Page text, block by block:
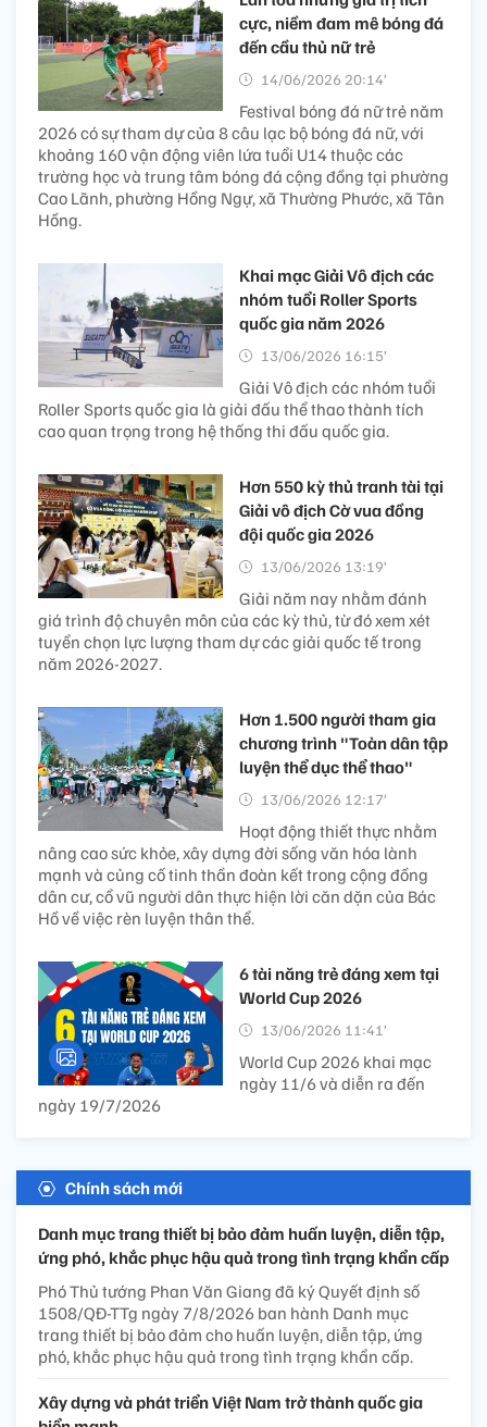
cực, niềm đam mê bóng đá
đến cầu thủ nữ trẻ
14/06/2026 20:14’
Festival bóng đá nữ trẻ năm
2026 có sự tham dự của 8 câu lạc bộ bóng đá nữ, với
khoảng 160 vận động viên lứa tuổi U14 thuộc các
trường học và trung tâm bóng đá cộng đồng tại phường
Cao Lãnh, phường Hồng Ngự, xã Thường Phước, xã Tân
Hồng.
Khai mạc Giải Vô địch các
nhóm tuổi Roller Sports
quốc gia năm 2026
13/06/2026 16:15’
Giải Vô địch các nhóm tuổi
Roller Sports quốc gia là giải đấu thể thao thành tích
cao quan trọng trong hệ thống thi đấu quốc gia.
Hơn 550 kỳ thủ tranh tài tại
Giải vô địch Cờ vua đồng
đội quốc gia 2026
13/06/2026 13:19’
Giải năm nay nhằm đánh
giá trình độ chuyên môn của các kỳ thủ, từ đó xem xét
tuyển chọn lực lượng tham dự các giải quốc tế trong
năm 2026-2027.
Hơn 1.500 người tham gia
chương trình "Toàn dân tập
luyện thể dục thể thao"
13/06/2026 12:17’
Hoạt động thiết thực nhằm
nâng cao sức khỏe, xây dựng đời sống văn hóa lành
mạnh và củng cố tinh thần đoàn kết trong cộng đồng
dân cư, cổ vũ người dân thực hiện lời căn dặn của Bác
Hồ về việc rèn luyện thân thể.
6 tài năng trẻ đáng xem tại
World Cup 2026
13/06/2026 11:41’
World Cup 2026 khai mạc
ngày 11/6 và diễn ra đến
ngày 19/7/2026
Chính sách mới
Danh mục trang thiết bị bảo đảm huấn luyện, diễn tập,
ứng phó, khắc phục hậu quả trong tình trạng khẩn cấp
Phó Thủ tướng Phan Văn Giang đã ký Quyết định số
1508/QĐ-TTg ngày 7/8/2026 ban hành Danh mục
trang thiết bị bảo đảm cho huấn luyện, diễn tập, ứng
phó, khắc phục hậu quả trong tình trạng khẩn cấp.
Xây dựng và phát triển Việt Nam trở thành quốc gia